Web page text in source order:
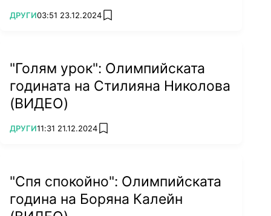
Петекло (Филипините).
(Ирландия) в четвъртфиналите.
ПОВЕЧЕ ОТ
ДРУГИ03:51 23.12.2024 add favorites
"Голям урок": Олимпийската
годината на Стилияна Николова
(ВИДЕО)
ПОВЕЧЕ ОТ
ДРУГИ11:31 21.12.2024 add favorites
"Спя спокойно": Олимпийската
година на Боряна Калейн